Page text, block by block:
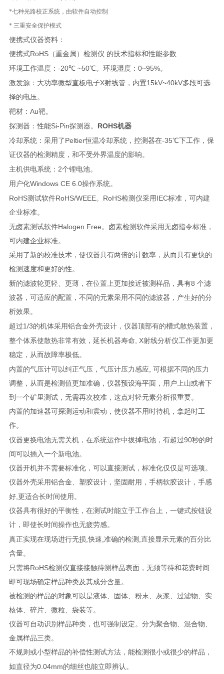
*七种光路校正系统，由软件自动控制
* 三重安全保护模式
便携式仪器资料：
便携式RoHS（重金属）检测仪 的技术指标和性能参数
环境工作温度： -20℃~50℃。环境湿度： 0~95%。
激发源：大功率微型直板电子X射线管，内置15kV~40kV多段可选
择的电压。
靶材： Au靶。
探测器：性能Si-Pin探测器。 ROHS机器
冷却系统：采用了 Peltier恒温冷却系统，控测器在-35℃下工作，保
证仪器的检测精度，和不受外界温度的影响。
主机供电系统： 2个锂电池。
用户化Windows CE 6.0操作系统。
RoHS测试软件RoHS/WEEE。 RoHS检测仪采用 IEC标准，可内建
企业标准。
无卤素测试软件Halogen Free 。卤素检测软件采用无卤指令标准，
可内建企业标准。
采用了新的校准技术，使仪器具有两倍的计数率，从而具有更快的
检测速度和更好的性。
新的滤波轮更轻、更薄，在位置上更加接近被测样品，具有8 个滤
波器，可适应的配置，不同的元素采用不同的滤波器，产生好的分
析效果。
超过1/3的机体采用铝合金外壳设计，仪器顶部有的槽式散热装置，
整个体系使散热非常有效，延长机器寿命 , X射线分析仪工作更加更
稳定，从而故障率极低。
内置的气压计可以纠正气压，气压计压力感应 可根据不同的压力
调整，从而是检测值更加准确，仪器预设海平面，用户上山或者下
到一个矿里测试，无需再次校准，这点对轻元素分析很重要。
内置的加速器可探测运动和震动，使仪器不用时待机，拿起时工
作。
仪器更换电池无需关机，在系统运作中拔掉电池，有超过90秒的时
间可以插入一个新电池。
仪器开机并不需要标准化，可以直接测试，标准化仅仅是可选项。
仪器外壳采用铝合金、塑胶设计，坚固耐用，手柄软胶设计，手感
好, 更适合长时间使用。
仪器具有很好的平衡性，在测试时能立于工作台上，一键式按钮设
计，即使长时间操作也无疲劳感。
真正实现在现场进行无损 ,快速 准确的检测 直接显示元素的百分比
含量。
只需将RoHS检测仪直接接触待测样品表面，无须等待和花费时间
即可现场确定样品种类及其成分含量。
被检测的样品的对象可以是液体、固体、粉末、灰浆、过滤物、实
核体、碎片、微粒、袋装等。
仪器可自动识别样品种类，也可强制设定。分为聚合物、混合物、
金属样品三类。
不规则或小型样品的补偿性测试方法，能检测很小或很少的样品，
如直径为0.04mm的细丝也能立即辨认。